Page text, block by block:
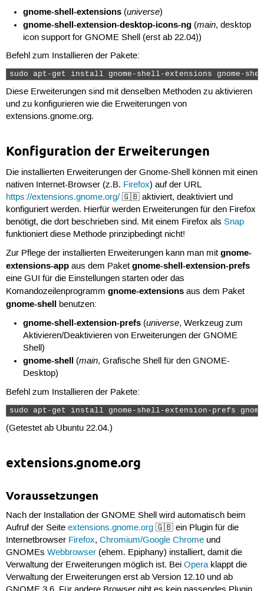
gnome-shell-extensions (universe)
gnome-shell-extension-desktop-icons-ng (main, desktop
icon support for GNOME Shell (erst ab 22.04))
Befehl zum Installieren der Pakete:
sudo apt-get install gnome-shell-extensions gnome-
Diese Erweiterungen sind mit denselben Methoden zu aktivieren
und zu konfigurieren wie die Erweiterungen von
extensions.gnome.org.
Konfiguration der Erweiterungen
Die installierten Erweiterungen der Gnome-Shell können mit einen
nativen Internet-Browser (z.B. Firefox) auf der URL
https://extensions.gnome.org/🇬🇧 aktiviert, deaktiviert und
konfiguriert werden. Hierfür werden Erweiterungen für den Firefox
benötigt, die dort beschrieben sind. Mit einem Firefox als Snap
funktioniert diese Methode prinzipbedingt nicht!
Zur Pflege der installierten Erweiterungen kann man mit gnome-
extensions-appaus dem Paket gnome-shell-extension-prefs
eine GUI für die Einstellungen starten oder das
Komandozeilenprogramm gnome-extensionsaus dem Paket
gnome-shellbenutzen:
gnome-shell-extension-prefs (universe, Werkzeug zum
Aktivieren/Deaktivieren von Erweiterungen der GNOME
Shell)
gnome-shell (main, Grafische Shell für den GNOME-
Desktop)
Befehl zum Installieren der Pakete:
sudo apt-get install gnome-shell-extension-prefs
(Getestet ab Ubuntu 22.04.)
extensions.gnome.org
Voraussetzungen
Nach der Installation der GNOME Shell wird automatisch beim
Aufruf der Seite extensions.gnome.org🇬🇧 ein Plugin für die
Internetbrowser Firefox, Chromium/Google Chromeund
GNOMEs Webbrowser(ehem. Epiphany) installiert, damit die
Verwaltung der Erweiterungen möglich ist. Bei Operaklappt die
Verwaltung der Erweiterungen erst ab Version 12.10 und ab